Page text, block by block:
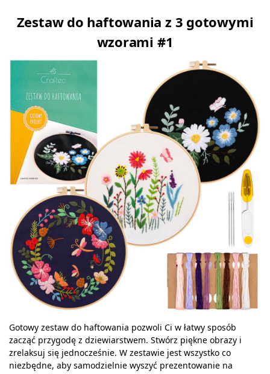
Zestaw do haftowania z 3 gotowymi
wzorami #1
Gotowy zestaw do haftowania pozwoli Ci w łatwy sposób
zacząć przygodę z dziewiarstwem. Stwórz piękne obrazy i
zrelaksuj się jednocześnie. W zestawie jest wszystko co
niezbędne, aby samodzielnie wyszyć prezentowanie na